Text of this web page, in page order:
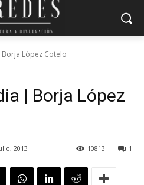
López Cotelo
| Borja López
2013 1
10813